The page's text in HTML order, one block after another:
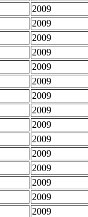
2009
2009
2009
2009
2009
2009
2009
2009
2009
2009
2009
2009
2009
2009
2009